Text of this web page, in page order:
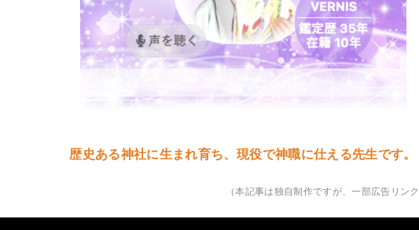
歴史ある神社に生まれ育ち、現役で神職に仕える先生です。
（本記事は独自制作ですが、一部広告リン